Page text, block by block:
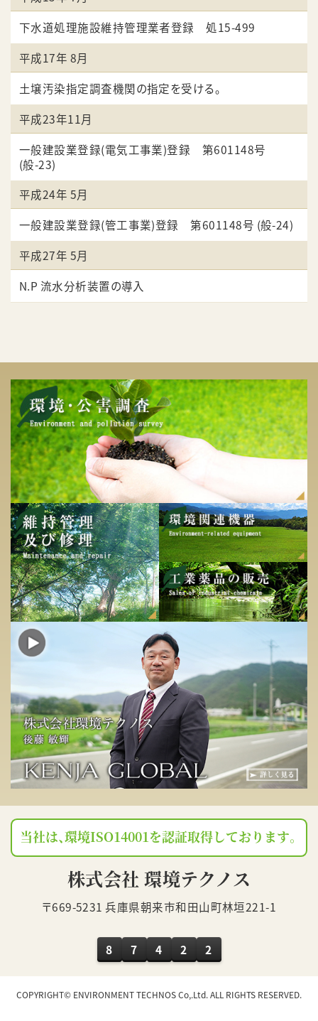
下水道処理施設維持管理業者登録 処15-499
平成17年 8月
土壌汚染指定調査機関の指定を受ける。
平成23年11月
一般建設業登録(電気工事業)登録 第601148号
(般-23)
平成24年 5月
一般建設業登録(管工事業)登録 第601148号 (般-24)
平成27年 5月
N.P 流水分析装置の導入
当社は、環境ISO14001を認証取得しております。
株式会社 環境テクノス
〒669-5231 兵庫県朝来市和田山町林垣221-1
8 7 4 2 2
COPYRIGHT© ENVIRONMENT TECHNOS Co,.Ltd. ALL RIGHTS RESERVED.